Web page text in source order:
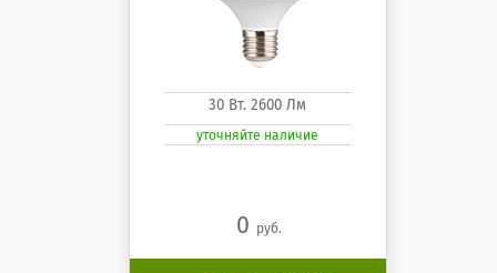
30 Вт. 2600 Лм
уточняйте наличие
0 руб.